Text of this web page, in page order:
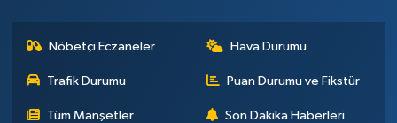
Nöbetçi Eczaneler Hava Durumu
Trafik Durumu Puan Durumu ve Fikstür
Tüm Manşetler Son Dakika Haberleri